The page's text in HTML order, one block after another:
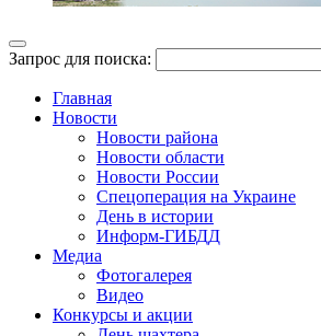
Запрос для поиска:
Главная
Новости
Новости района
Новости области
Новости России
Спецоперация на Украине
День в истории
Информ-ГИБДД
Медиа
Фотогалерея
Видео
Конкурсы и акции